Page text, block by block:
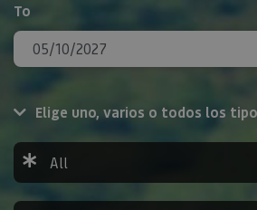
To
Elige uno, varios o todos los
All